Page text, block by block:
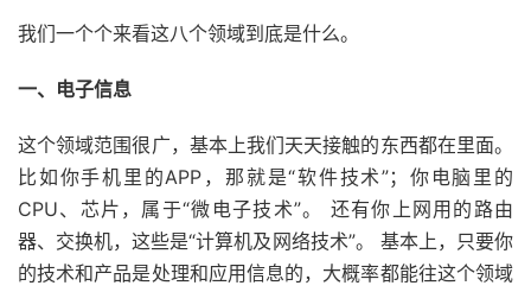
我们一个个来看这八个领域到底是什么。
一、电子信息
这个领域范围很广，基本上我们天天接触的东西都在里面。
比如你手机里的APP，那就是“软件技术”；你电脑里的
CPU、芯片，属于“微电子技术”。 还有你上网用的路由
器、交换机，这些是“计算机及网络技术”。 基本上，只要你
的技术和产品是处理和应用信息的，大概率都能往这个领域